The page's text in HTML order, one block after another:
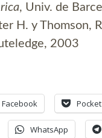
, Univ. de
H. y Thomson,
2003
Facebook Pocket
WhatsApp